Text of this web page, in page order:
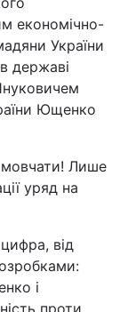
економічно-
України
державі
Ющенко
мовчати! Лише
уряд на
від
і
проти